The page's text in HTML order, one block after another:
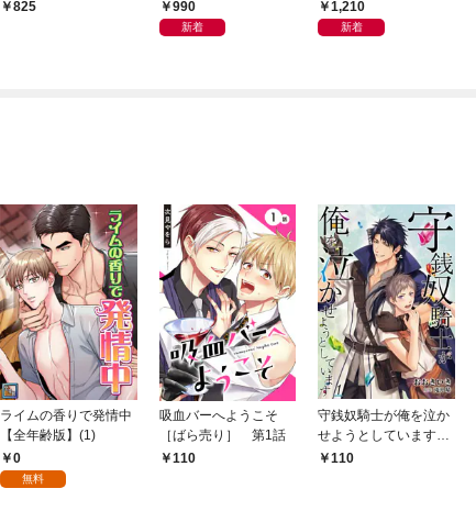
825
990
新着
1,210
新着
ライムの香りで発情中
【全年齢版】(1)
0
無料
吸血バーへようこそ
［ばら売り］ 第1話
110
守銭奴騎士が俺を泣か
せようとしています
【単話】 1
110